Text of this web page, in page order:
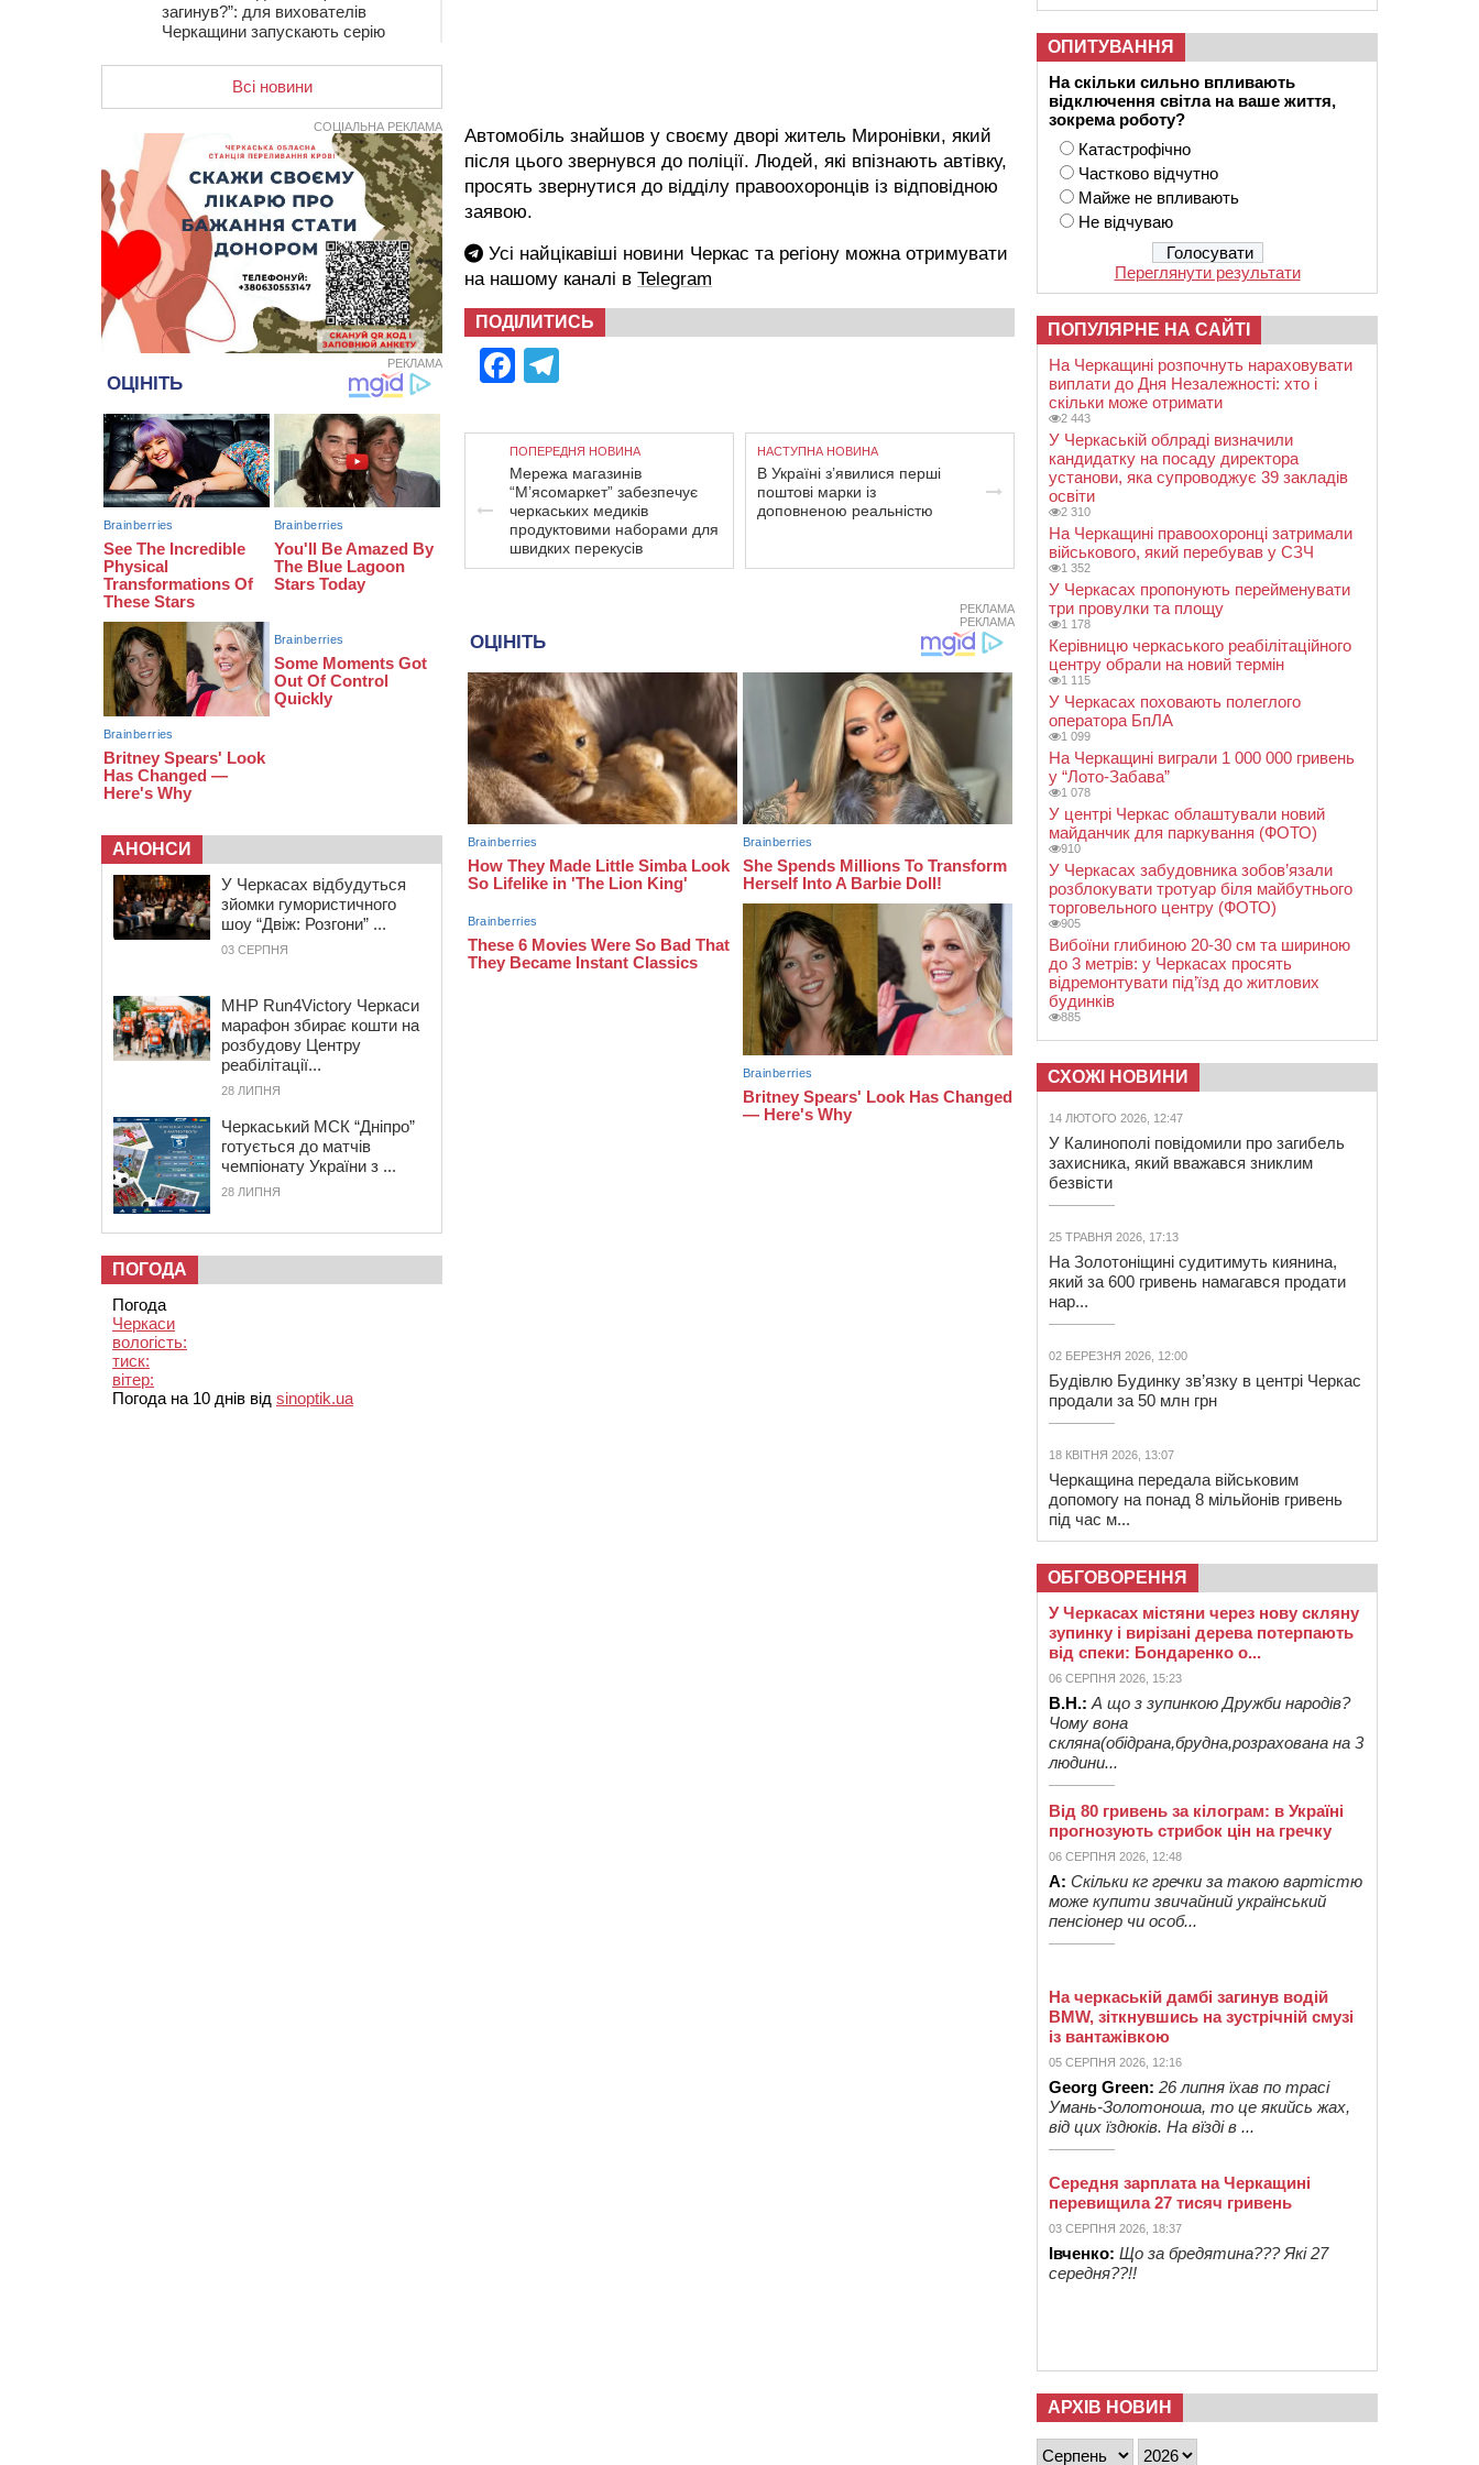
Автомобіль знайшов у своєму дворі житель Миронівки, який
після цього звернувся до поліції. Людей, які впізнають автівку,
просять звернутися до відділу правоохоронців із відповідною
заявою.
Усі найцікавіші новини Черкас та регіону можна отримувати
на нашому каналі в Telegram
ПОДІЛИТИСЬ
Facebook
ПОПЕРЕДНЯ НОВИНА
Мережа магазинів
“М’ясомаркет” забезпечує
черкаських медиків
продуктовими наборами для
швидких перекусів
НАСТУПНА НОВИНА
В Україні з’явилися перші
поштові марки із
доповненою реальністю
РЕКЛАМА
РЕКЛАМА
загинув?”: для вихователів
Черкащини запускають серію
На Золотоніщині вже десяту
добу гасять пожежу торфу
11:35
Від 80 гривень за кілограм: в
Україні прогнозують стрибок цін на
гречку
10:56
Захисника зі Звенигородщини,
який обороняв Авдіївку,
нагородили “Комбатантським
хрестом”
10:10
На Черкащині п’яний мотоцикліст
зіткнувся з мопедом: двоє людей у
лікарні
09:42 Ветерани МСК “Дніпро” вибороли
бронзу чемпіонату України
08:57 На Уманщині підрядника
зобов’язали сплатити понад 670
тис грн штрафу за незаконні зміни
до договору
директора Мокрокалигірського
психоневрологічного інтернату
07:23 Уманські міграційники видворили з
країни грузина, який відсидів
термін у колонії
Всі новини
СОЦІАЛЬНА РЕКЛАМА
РЕКЛАМА
АНОНСИ
У Черкасах відбудуться
зйомки гумористичного
шоу “Двіж: Розгони” ...
03 СЕРПНЯ
MHP Run4Victory Черкаси
марафон збирає кошти на
розбудову Центру
реабілітації...
28 ЛИПНЯ
Черкаський МСК “Дніпро”
готується до матчів
чемпіонату України з ...
28 ЛИПНЯ
ПОГОДА
Погода
Черкаси
вологість:
тиск:
вітер:
Погода на 10 днів від sinoptik.ua
ОПИТУВАННЯ
На скільки сильно впливають
відключення світла на ваше життя,
зокрема роботу?
Катастрофічно
Частково відчутно
Майже не впливають
Не відчуваю
Переглянути результати
ПОПУЛЯРНЕ НА САЙТІ
На Черкащині розпочнуть нараховувати
виплати до Дня Незалежності: хто і
скільки може отримати
2 443
У Черкаській облраді визначили
кандидатку на посаду директора
установи, яка супроводжує 39 закладів
освіти
2 310
На Черкащині правоохоронці затримали
військового, який перебував у СЗЧ
1 352
У Черкасах пропонують перейменувати
три провулки та площу
1 178
Керівницю черкаського реабілітаційного
центру обрали на новий термін
1 115
У Черкасах поховають полеглого
оператора БпЛА
1 099
На Черкащині виграли 1 000 000 гривень
у “Лото-Забава”
1 078
У центрі Черкас облаштували новий
майданчик для паркування (ФОТО)
910
У Черкасах забудовника зобов’язали
розблокувати тротуар біля майбутнього
торговельного центру (ФОТО)
905
Вибоїни глибиною 20-30 см та шириною
до 3 метрів: у Черкасах просять
відремонтувати під’їзд до житлових
будинків
885
СХОЖІ НОВИНИ
14 ЛЮТОГО 2026, 12:47
У Калинополі повідомили про загибель
захисника, який вважався зниклим
безвісти
25 ТРАВНЯ 2026, 17:13
На Золотоніщині судитимуть киянина,
який за 600 гривень намагався продати
нар...
02 БЕРЕЗНЯ 2026, 12:00
Будівлю Будинку зв’язку в центрі Черкас
продали за 50 млн грн
18 КВІТНЯ 2026, 13:07
Черкащина передала військовим
допомогу на понад 8 мільйонів гривень
під час м...
ОБГОВОРЕННЯ
У Черкасах містяни через нову скляну
зупинку і вирізані дерева потерпають
від спеки: Бондаренко о...
06 СЕРПНЯ 2026, 15:23
В.Н.: А що з зупинкою Дружби народів?
Чому вона
скляна(обідрана,брудна,розрахована на 3
людини...
Від 80 гривень за кілограм: в Україні
прогнозують стрибок цін на гречку
06 СЕРПНЯ 2026, 12:48
А: Скільки кг гречки за такою вартістю
може купити звичайний український
пенсіонер чи особ...
На черкаській дамбі загинув водій
BMW, зіткнувшись на зустрічній смузі
із вантажівкою
05 СЕРПНЯ 2026, 12:16
Georg Green: 26 липня їхав по трасі
Умань-Золотоноша, то це якийсь жах,
від цих їздюків. На вїзді в ...
Середня зарплата на Черкащині
перевищила 27 тисяч гривень
03 СЕРПНЯ 2026, 18:37
Івченко: Що за бредятина??? Які 27
середня??!!
АРХІВ НОВИН